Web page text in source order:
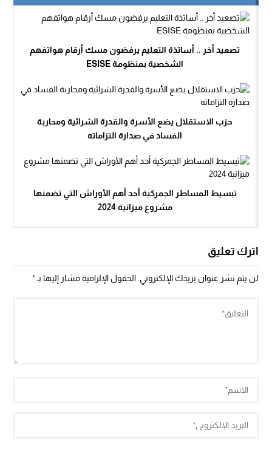
تصعيد أخر .. أساتذة التعليم يرفضون مسك أرقام هواتفهم
الشخصية بمنظومة ESISE
حزب الاستقلال يضع الأسرة والقدرة الشرائية ومحاربة
الفساد في صدارة التزاماته
تبسيط المساطر الجمركية أحد أهم الأوراش التي تضمنها
مشروع ميزانية 2024
اترك تعليق
لن يتم نشر عنوان بريدك الإلكتروني. الحقول الإلزامية مشار إليها بـ*